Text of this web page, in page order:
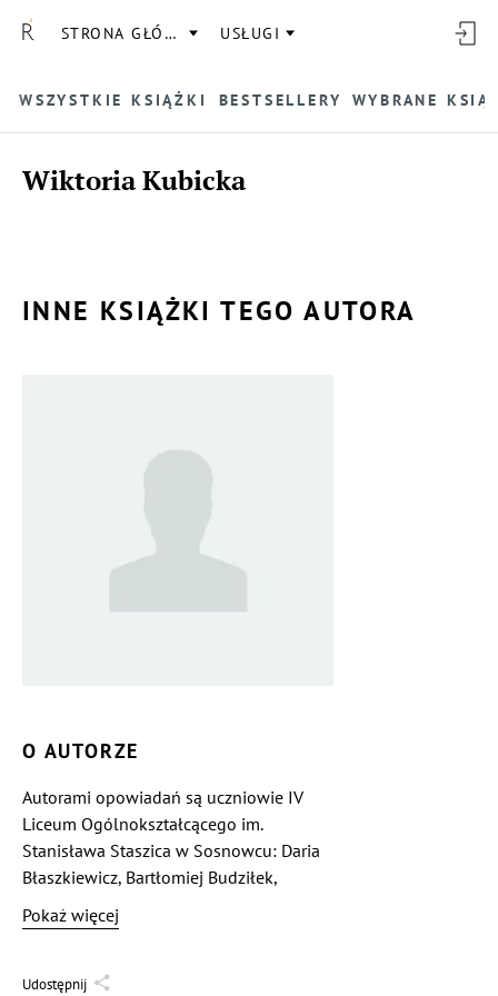
STRONA GŁÓWNA USŁUGI
WSZYSTKIE KSIĄŻKI BESTSELLERY WYBRANE
Wiktoria Kubicka
INNE KSIĄŻKI TEGO AUTORA
O AUTORZE
Autorami opowiadań są uczniowie IV
Liceum Ogólnokształcącego im.
Stanisława Staszica w Sosnowcu: Daria
Błaszkiewicz, Bartłomiej Budziłek,
Natalia Deptuła, Konrad Gluza, Weronika
Iwanczewska, Michał Kloc, Wiktoria
Stępień.
Pokaż więcej
Udostępnij